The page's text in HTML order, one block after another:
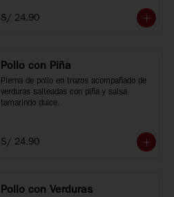
S/ 24.90
Pollo con Piña
Pierna de pollo en trozos acompañado de
verduras salteadas con piña y salsa
tamarindo dulce.
S/ 24.90
Pollo con Verduras